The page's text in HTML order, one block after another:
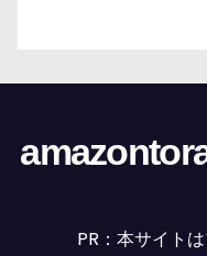
PR：本サイト